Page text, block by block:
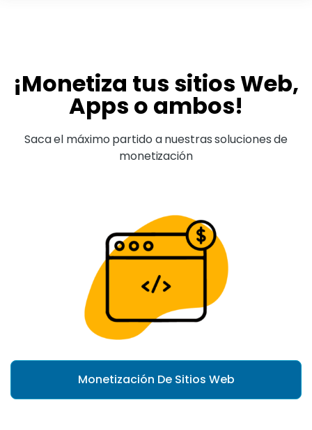
¡Monetiza tus sitios Web,
Apps o ambos!
Saca el máximo partido a nuestras soluciones de
monetización
Monetización De Sitios Web